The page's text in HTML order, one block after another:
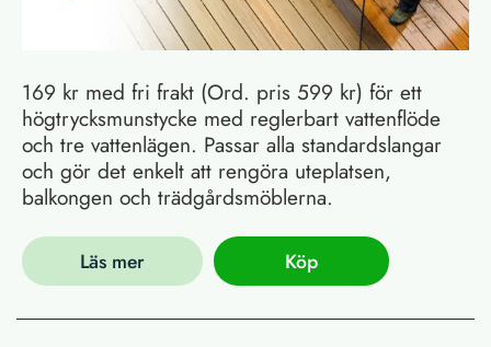
169 kr med fri frakt (Ord. pris 599 kr) för ett
högtrycksmunstycke med reglerbart vattenflöde
och tre vattenlägen. Passar alla standardslangar
och gör det enkelt att rengöra uteplatsen,
balkongen och trädgårdsmöblerna.
Läs mer Köp